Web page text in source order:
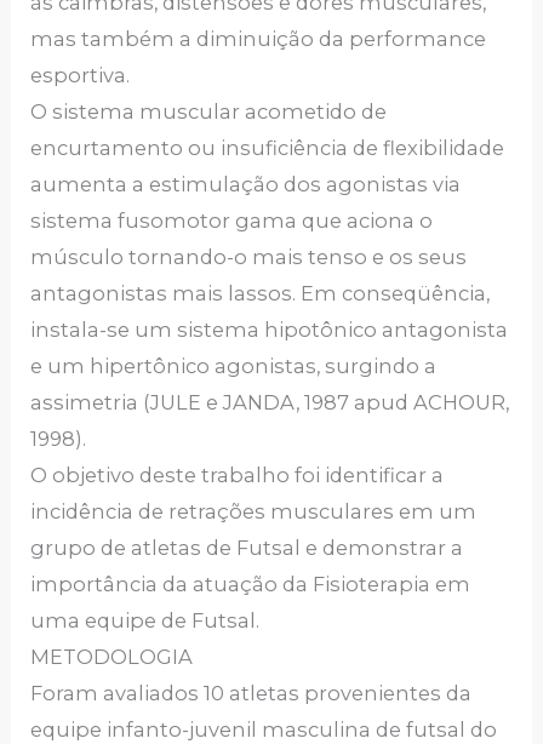
mas também a diminuição da performance
esportiva.
O sistema muscular acometido de
encurtamento ou insuficiência de flexibilidade
aumenta a estimulação dos agonistas via
sistema fusomotor gama que aciona o
músculo tornando-o mais tenso e os seus
antagonistas mais lassos. Em conseqüência,
instala-se um sistema hipotônico antagonista
e um hipertônico agonistas, surgindo a
assimetria (JULE e JANDA, 1987 apud ACHOUR,
1998).
O objetivo deste trabalho foi identificar a
incidência de retrações musculares em um
grupo de atletas de Futsal e demonstrar a
importância da atuação da Fisioterapia em
uma equipe de Futsal.
METODOLOGIA
Foram avaliados 10 atletas provenientes da
equipe infanto-juvenil masculina de futsal do